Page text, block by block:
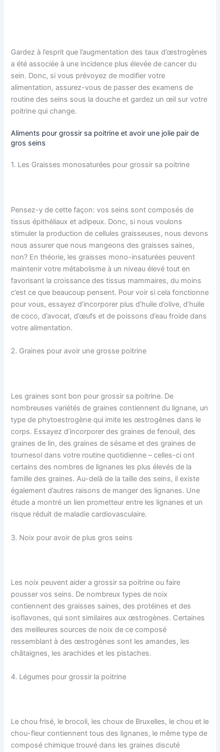
Gardez à l’esprit que l’augmentation des taux d’œstrogènes
a été associée à une incidence plus élevée de cancer du
sein. Donc, si vous prévoyez de modifier votre
alimentation, assurez-vous de passer des examens de
routine des seins sous la douche et gardez un œil sur votre
poitrine qui change.
Aliments pour grossir sa poitrine et avoir une jolie pair de
gros seins
1. Les Graisses monosaturées pour grossir sa poitrine
Pensez-y de cette façon: vos seins sont composés de
tissus épithéliaux et adipeux. Donc, si nous voulons
stimuler la production de cellules graisseuses, nous devons
nous assurer que nous mangeons des graisses saines,
non? En théorie, les graisses mono-insaturées peuvent
maintenir votre métabolisme à un niveau élevé tout en
favorisant la croissance des tissus mammaires, du moins
c’est ce que beaucoup pensent. Pour voir si cela fonctionne
pour vous, essayez d’incorporer plus d’huile d’olive, d’huile
de coco, d’avocat, d’œufs et de poissons d’eau froide dans
votre alimentation.
2. Graines pour avoir une grosse poitrine
Les graines sont bon pour grossir sa poitrine. De
nombreuses variétés de graines contiennent du lignane, un
type de phytoestrogène qui imite les œstrogènes dans le
corps. Essayez d’incorporer des graines de fenouil, des
graines de lin, des graines de sésame et des graines de
tournesol dans votre routine quotidienne – celles-ci ont
certains des nombres de lignanes les plus élevés de la
famille des graines. Au-delà de la taille des seins, il existe
également d’autres raisons de manger des lignanes. Une
étude a montré un lien prometteur entre les lignanes et un
risque réduit de maladie cardiovasculaire.
3. Noix pour avoir de plus gros seins
Les noix peuvent aider a grossir sa poitrine ou faire
pousser vos seins. De nombreux types de noix
contiennent des graisses saines, des protéines et des
isoflavones, qui sont similaires aux œstrogènes. Certaines
des meilleures sources de noix de ce composé
ressemblant à des œstrogènes sont les amandes, les
châtaignes, les arachides et les pistaches.
4. Légumes pour grossir la poitrine
Le chou frisé, le brocoli, les choux de Bruxelles, le chou et le
chou-fleur contiennent tous des lignanes, le même type de
composé chimique trouvé dans les graines discuté